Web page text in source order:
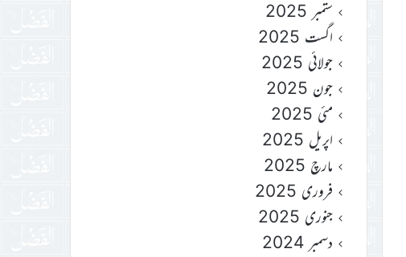
ستمبر 2025
اگست 2025
جولائی 2025
جون 2025
مئی 2025
اپریل 2025
مارچ 2025
فروری 2025
جنوری 2025
دسمبر 2024